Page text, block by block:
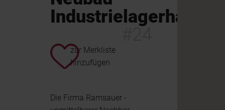
Industrielagerhalle
zur Merkliste
hinzufügen
Die Firma Ramsauer -